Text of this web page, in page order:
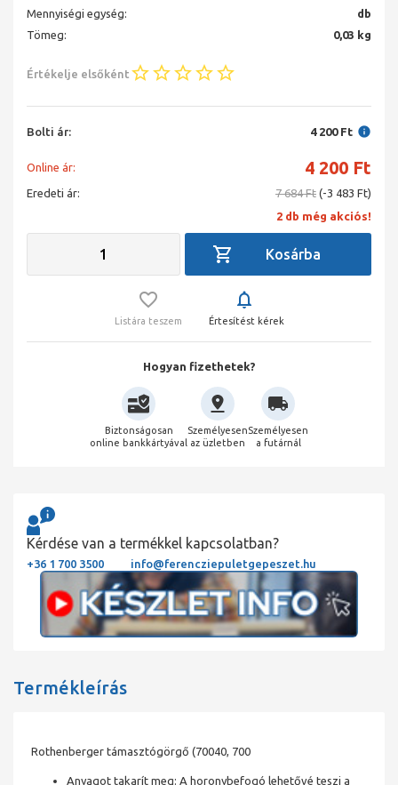
Mennyiségi egység:
db
Tömeg:
0,03 kg
Értékelje elsőként
Bolti ár: 4 200 Ft
Online ár: 4 200 Ft
Eredeti ár: 7 684 Ft (-3 483 Ft)
2 db még akciós!
Listára teszem Értesítést kérek
Hogyan fizethetek?
Biztonságosan
online bankkártyával
Személyesen
az üzletben
Személyesen
a futárnál
Kérdése van a termékkel kapcsolatban?
+36 1 700 3500 info@ferencziepuletgepeszet.hu
Termékleírás
Rothenberger támasztógörgő (70040, 700
Anyagot takarít meg: A horonybefogó lehetővé teszi a